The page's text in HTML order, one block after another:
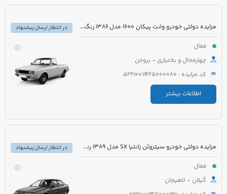
مزایده دولتی خودرو وانت پیکان 1600 مدل 1386 رنگ سفید روغنی
فعال
چهارمحال و بختیاری - بروجن
کد مزایده : 5221007425000080
اطلاعات بیشتر
در انتظار ارسال پیشنهاد
مزایده دولتی خودرو سیتروئن زانتیا SX مدل 1389 رنگ نقره ای
فعال
گیلان - لاهیجان
در انتظار ارسال پیشنهاد